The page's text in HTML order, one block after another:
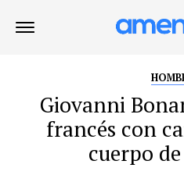
Giovanni
francés con
cuerpo